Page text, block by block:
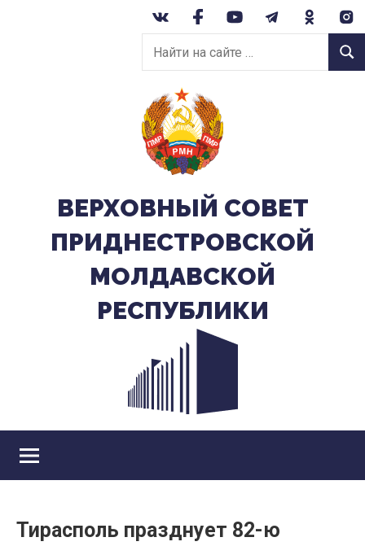
Найти
на
сайте:
ВЕРХОВНЫЙ CОВЕТ
ПРИДНЕСТРОВСКОЙ
МОЛДАВСКОЙ
РЕСПУБЛИКИ
Тирасполь празднует 82-ю